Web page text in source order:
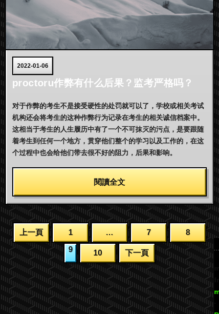
2022-01-06
proctoru作弊有什么后果？监考严格吗？
对于作弊的考生不是接受硬性的处罚就可以了，学校或相关考试
机构还会将考生的这种作弊行为记录在考生的相关诚信档案中。
这相当于考生的人生履历中有了一个不可抹灭的污点，是要跟随
着考生到任何一个地方，贯穿他们整个的学习以及工作的，在这
个过程中也会给他们带去很不好的阻力，后果和影响。
閱讀全文
文上一頁 1 … 7 8
9 10 下一頁